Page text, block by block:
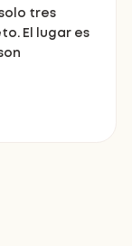
tres
El lugar es